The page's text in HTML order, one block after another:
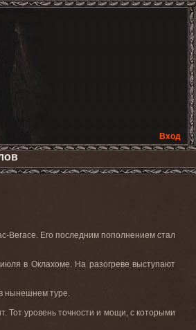
Вход
Вегасе. Его последним пополнением стал
июля в Оклахоме. На разогреве выступают
в нынешнем туре.
Тот уровень точности и мощи, с которыми